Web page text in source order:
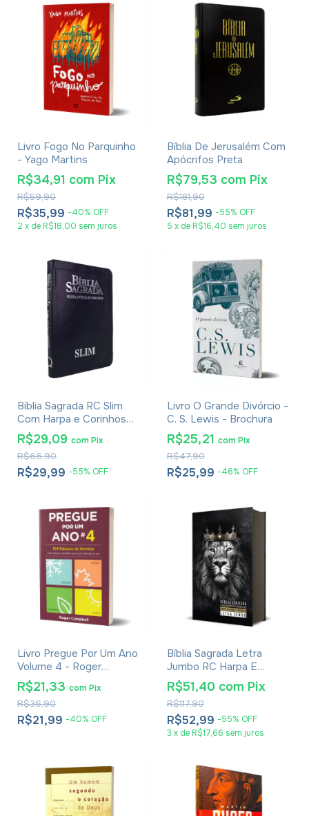
Livro Fogo No Parquinho
- Yago Martins
R$35,99 -40% OFF
R$59,90
R$34,91 com Pix
2 x de R$18,00 sem juros
Bíblia De Jerusalém Com
Apócrifos Preta
R$81,99 -55% OFF
R$181,90
R$79,53 com Pix
5 x de R$16,40 sem juros
Bíblia Sagrada RC Slim
Com Harpa e Corinhos
Média Capa Zíper Azul
R$29,99 -55% OFF
R$66,90
R$29,09 comPix
Livro O Grande Divórcio -
C. S. Lewis - Brochura
R$25,99 -46% OFF
R$47,90
R$25,21 com Pix
Livro Pregue Por Um Ano
Volume 4 - Roger
Campbell
R$21,99 -40% OFF
R$36,90
R$21,33 comPix
Bíblia Sagrada Letra
Jumbo RC Harpa E
Corinhos Grande Capa
Dura Rei Dos Reis
R$52,99 -55% OFF
R$117,90
R$51,40 com Pix
3 x de R$17,66 sem juros